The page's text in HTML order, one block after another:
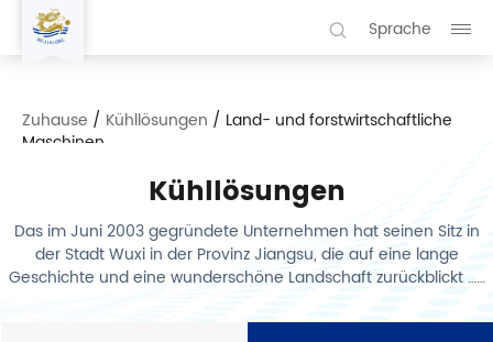
Sprache
Zuhause / Kühllösungen / Land- und forstwirtschaftliche
Maschinen
Kühllösungen
Das im Juni 2003 gegründete Unternehmen hat seinen Sitz in
der Stadt Wuxi in der Provinz Jiangsu, die auf eine lange
Geschichte und eine wunderschöne Landschaft zurückblickt ……